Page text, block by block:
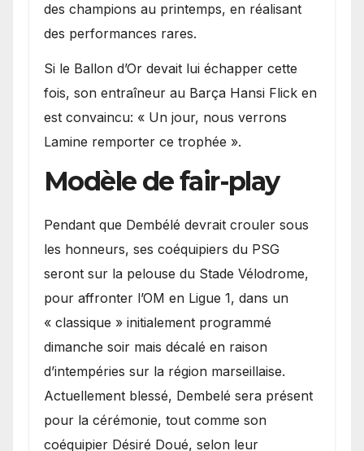
des champions au printemps, en réalisant
des performances rares.
Si le Ballon d’Or devait lui échapper cette
fois, son entraîneur au Barça Hansi Flick en
est convaincu: « Un jour, nous verrons
Lamine remporter ce trophée ».
Modèle de fair-play
Pendant que Dembélé devrait crouler sous
les honneurs, ses coéquipiers du PSG
seront sur la pelouse du Stade Vélodrome,
pour affronter l’OM en Ligue 1, dans un
« classique » initialement programmé
dimanche soir mais décalé en raison
d’intempéries sur la région marseillaise.
Actuellement blessé, Dembelé sera présent
pour la cérémonie, tout comme son
coéquipier Désiré Doué, selon leur